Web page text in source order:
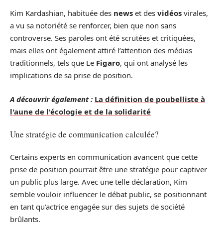
Kim Kardashian, habituée des news et des vidéos virales,
a vu sa notoriété se renforcer, bien que non sans
controverse. Ses paroles ont été scrutées et critiquées,
mais elles ont également attiré l’attention des médias
traditionnels, tels que Le Figaro, qui ont analysé les
implications de sa prise de position.
A découvrir également : La définition de poubelliste à
l'aune de l'écologie et de la solidarité
Une stratégie de communication calculée?
Certains experts en communication avancent que cette
prise de position pourrait être une stratégie pour captiver
un public plus large. Avec une telle déclaration, Kim
semble vouloir influencer le débat public, se positionnant
en tant qu’actrice engagée sur des sujets de société
brûlants.